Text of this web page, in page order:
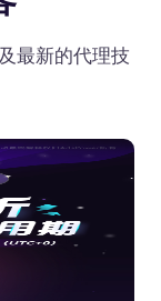
最新的代理技